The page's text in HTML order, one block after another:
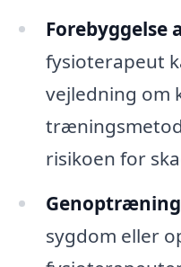
Forebyggelse
fysioterapeut
vejledning om
risikoen for
sygdom eller